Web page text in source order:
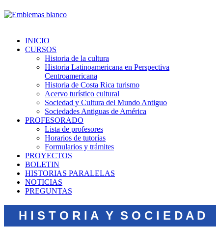
INICIO
CURSOS
Historia de la cultura
Historia Latinoamericana en Perspectiva
Centroamericana
Historia de Costa Rica turismo
Acervo turístico cultural
Sociedad y Cultura del Mundo Antiguo
Sociedades Antiguas de América
PROFESORADO
Lista de profesores
Horarios de tutorías
Formularios y trámites
PROYECTOS
BOLETIN
HISTORIAS PARALELAS
NOTICIAS
PREGUNTAS
H I S T O R I A Y S O C I E D A D